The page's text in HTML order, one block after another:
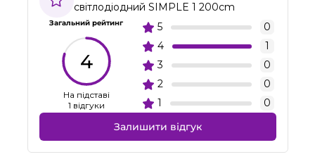
світлодіодний SIMPLE 1 200cm
Загальний рейтинг
4
На підставі
1 відгуки
5
0
4
1
3
0
2
0
1
0
Залишити відгук